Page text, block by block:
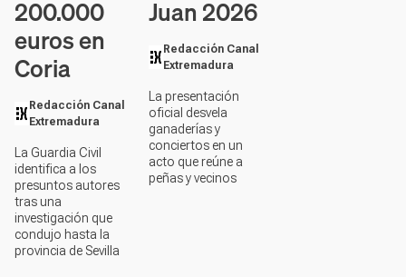
200.000
euros en
Coria
Redacción Canal
Extremadura
La Guardia Civil
identifica a los
presuntos autores
tras una
investigación que
condujo hasta la
provincia de Sevilla
Juan 2026
Redacción Canal
Extremadura
La presentación
oficial desvela
ganaderías y
conciertos en un
acto que reúne a
peñas y vecinos